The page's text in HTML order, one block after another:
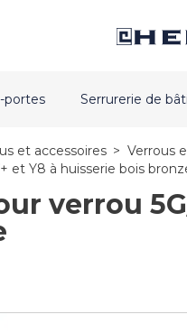
portes Serrurerie de
et accessoires > Verrous
et Y8 à huisserie bois
verrou